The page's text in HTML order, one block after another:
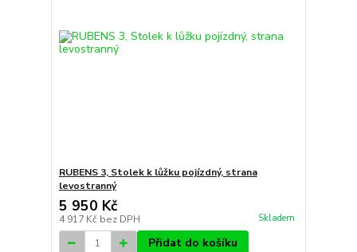
RUBENS 3, Stolek k lůžku pojízdný, strana
levostranný
5 950 Kč
4 917 Kč bez DPH Skladem
Přidat do košíku